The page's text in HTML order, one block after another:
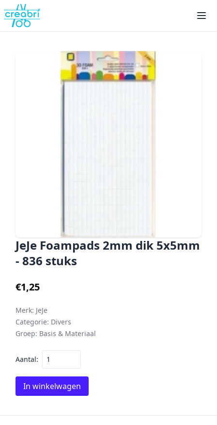
JeJe Foampads 2mm dik 5x5mm
- 836 stuks
€1,25
Merk: JeJe
Categorie: Divers
Groep: Basis & Materiaal
Aantal:
In winkelwagen